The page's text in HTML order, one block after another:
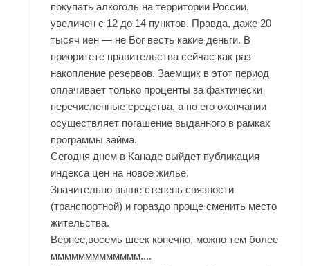
покупать алкоголь на территории России,
увеличен с 12 до 14 пунктов. Правда, даже 20
тысяч иен — не Бог весть какие деньги. В
приоритете правительства сейчас как раз
накопление резервов. Заемщик в этот период
оплачивает только проценты за фактически
перечисленные средства, а по его окончании
осуществляет погашение выданного в рамках
программы займа.
Сегодня днем в Канаде выйдет публикация
индекса цен на новое жилье.
Значительно выше степень связности
(транспортной) и гораздо проще сменить место
жительства.
Вернее,восемь шеек конечно, можно тем более
ммммммммммммм....